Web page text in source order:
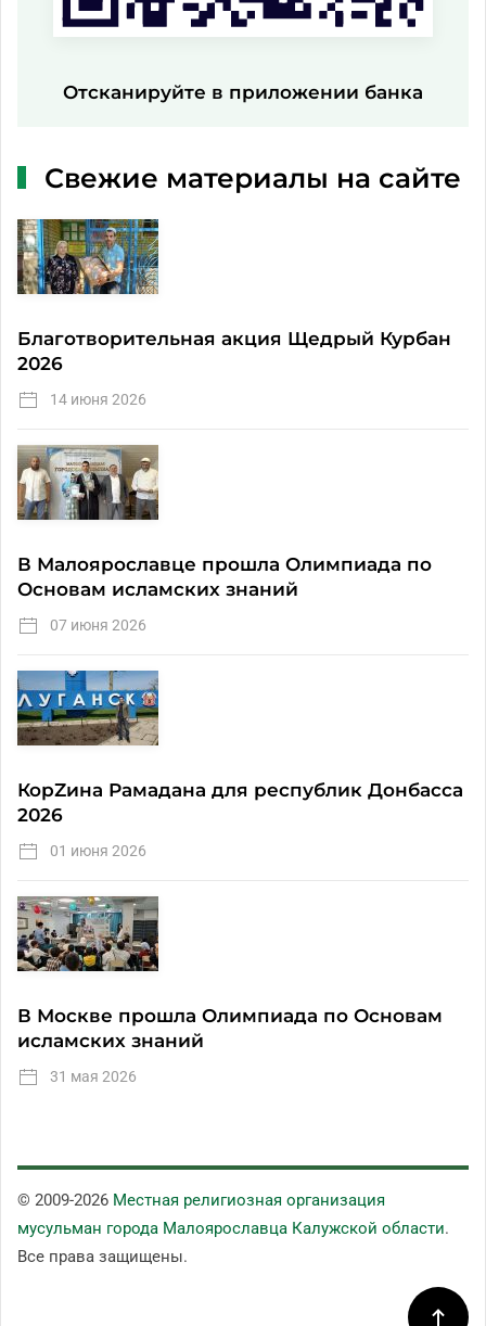
Отсканируйте в приложении банка
Свежие материалы на сайте
Благотворительная акция Щедрый Курбан
2026
14 июня 2026
В Малоярославце прошла Олимпиада по
Основам исламских знаний
07 июня 2026
КорZина Рамадана для республик Донбасса
2026
01 июня 2026
В Москве прошла Олимпиада по Основам
исламских знаний
31 мая 2026
© 2009-2026 Местная религиозная организация
мусульман города Малоярославца Калужской области.
Все права защищены.